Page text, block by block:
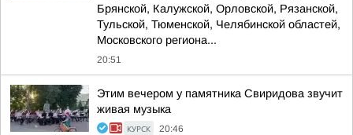
Брянской, Калужской, Орловской, Рязанской,
Тульской, Тюменской, Челябинской областей,
Московского региона...
20:51
Этим вечером у памятника Свиридова звучит
живая музыка
КУРСК 20:46